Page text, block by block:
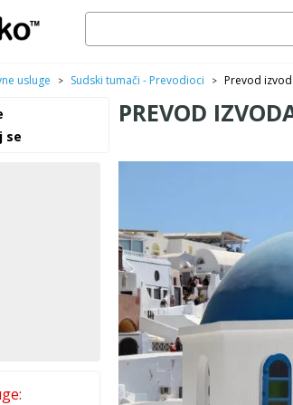
usluge > Sudski tumači - Prevodioci > Prevod
se
PREVOD